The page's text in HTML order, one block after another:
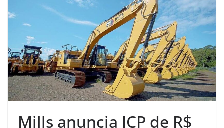
Mills anuncia JCP de R$